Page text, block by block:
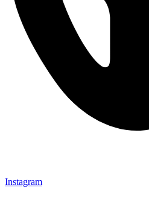
Instagram